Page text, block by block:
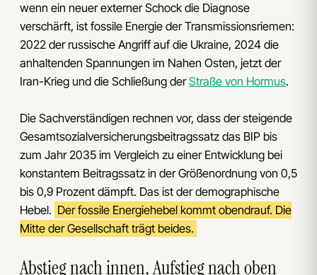
wenn ein neuer externer Schock die Diagnose
verschärft, ist fossile Energie der Transmissionsriemen:
2022 der russische Angriff auf die Ukraine, 2024 die
anhaltenden Spannungen im Nahen Osten, jetzt der
Iran-Krieg und die Schließung derStraße von Hormus.
Die Sachverständigen rechnen vor, dass der steigende
Gesamtsozialversicherungsbeitragssatz das BIP bis
zum Jahr 2035 im Vergleich zu einer Entwicklung bei
konstantem Beitragssatz in der Größenordnung von 0,5
bis 0,9 Prozent dämpft. Das ist der demographische
Hebel. Der fossile Energiehebel kommt obendrauf. Die
Mitte der Gesellschaft trägt beides.
Abstieg nach innen, Aufstieg nach oben